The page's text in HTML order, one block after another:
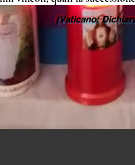
(Vaticano: